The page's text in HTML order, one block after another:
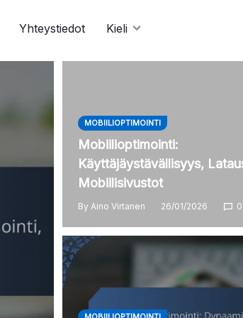
Yhteystiedot Kieli
MOBIILIOPTIMOINTI
Mobiilioptimointi:
Käyttäjäystävällisyys,
Mobiilisivustot
By Aino Virtanen 26/01/2026 0